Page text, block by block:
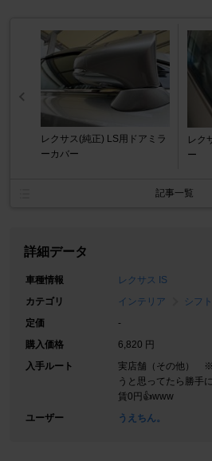
レクサス(純正) LS用ドアミラ
ーカバー
レク
ー
記事一覧
詳細データ
車種情報
レクサス IS
カテゴリ
インテリア
シフ
定価
-
購入価格
6,820 円
入手ルート
実店舗（その他） ※
うと思ってたら勝手
賃0円👍www
ユーザー
うえちん。